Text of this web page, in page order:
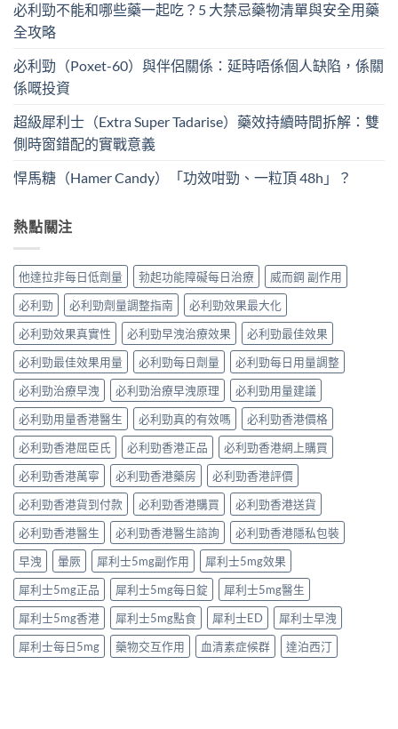
必利勁不能和哪些藥一起吃？5 大禁忌藥物清單與安全用藥
全攻略
必利勁（Poxet-60）與伴侶關係：延時唔係個人缺陷，係關
係嘅投資
超級犀利士（Extra Super Tadarise）藥效持續時間拆解：雙
側時窗錯配的實戰意義
悍馬糖（Hamer Candy）「功效咁勁、一粒頂 48h」？
熱點關注
他達拉非每日低劑量 勃起功能障礙每日治療
威而鋼 副作用
必利勁
必利勁劑量調整指南
必利勁效果最大化
必利勁效果真實性
必利勁早洩治療效果
必利勁最佳效果
必利勁最佳效果用量
必利勁每日劑量
必利勁每日用量調整
必利勁治療早洩
必利勁治療早洩原理
必利勁用量建議
必利勁用量香港醫生
必利勁真的有效嗎
必利勁香港價格
必利勁香港屈臣氏
必利勁香港正品
必利勁香港網上購買
必利勁香港萬寧
必利勁香港藥房
必利勁香港評價
必利勁香港貨到付款
必利勁香港購買
必利勁香港送貨
必利勁香港醫生
必利勁香港醫生諮詢
必利勁香港隱私包裝
早洩
暈厥 犀利士5mg副作用
犀利士5mg效果
犀利士5mg正品
犀利士5mg每日錠
犀利士5mg醫生
犀利士5mg香港
犀利士5mg點食 犀利士ED
犀利士早洩
犀利士每日5mg
藥物交互作用 血清素症候群 達泊西汀